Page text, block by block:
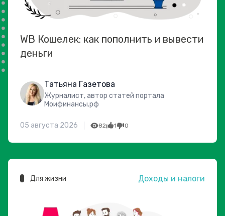
WB Кошелек: как пополнить и вывести
деньги
Татьяна Газетова
Журналист, автор статей портала
Моифинансы.рф
05 августа 2026 82 1 0
Для жизни Доходы и налоги